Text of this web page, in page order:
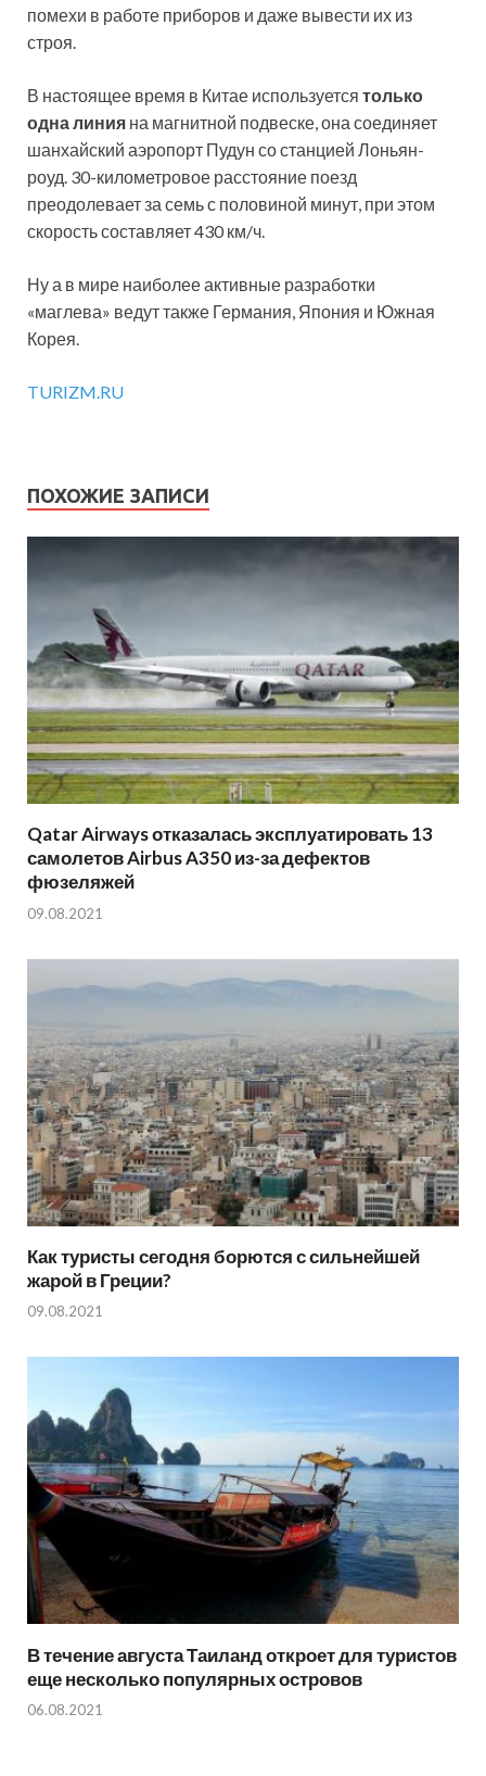
помехи в работе приборов и даже вывести их из
строя.
В настоящее время в Китае используется только
одна линия на магнитной подвеске, она соединяет
шанхайский аэропорт Пудун со станцией Лоньян-
роуд. 30-километровое расстояние поезд
преодолевает за семь с половиной минут, при этом
скорость составляет 430 км/ч.
Ну а в мире наиболее активные разработки
«маглева» ведут также Германия, Япония и Южная
Корея.
TURIZM.RU
ПОХОЖИЕ ЗАПИСИ
Qatar Airways отказалась эксплуатировать 13
самолетов Airbus A350 из-за дефектов
фюзеляжей
09.08.2021
Как туристы сегодня борются с сильнейшей
жарой в Греции?
09.08.2021
В течение августа Таиланд откроет для туристов
еще несколько популярных островов
06.08.2021